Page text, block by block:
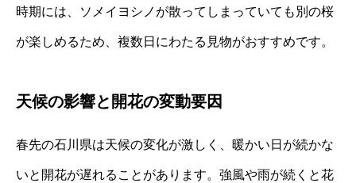
時期には、ソメイヨシノが散ってしまっていても別の桜
が楽しめるため、複数日にわたる見物がおすすめです。
天候の影響と開花の変動要因
春先の石川県は天候の変化が激しく、暖かい日が続かな
いと開花が遅れることがあります。強風や雨が続くと花